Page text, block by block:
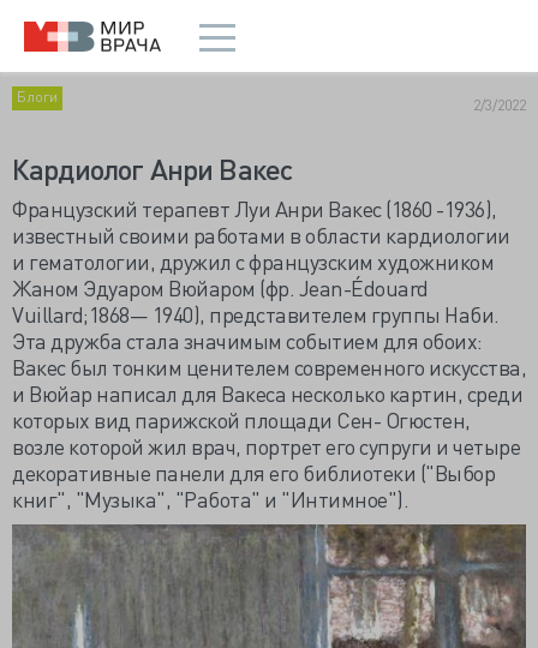
Блоги 2/3/2022
Кардиолог Анри Вакес
Французский терапевт Луи Анри Вакес (1860 -1936),
известный своими работами в области кардиологии
и гематологии, дружил с французским художником
Жаном Эдуаром Вюйаром (фр. Jean-Édouard
Vuillard;1868— 1940), представителем группы Наби.
Эта дружба стала значимым событием для обоих:
Вакес был тонким ценителем современного искусства,
и Вюйар написал для Вакеса несколько картин, среди
которых вид парижской площади Сен- Огюстен,
возле которой жил врач, портрет его супруги и четыре
декоративные панели для его библиотеки ("Выбор
книг", "Музыка", "Работа" и "Интимное").